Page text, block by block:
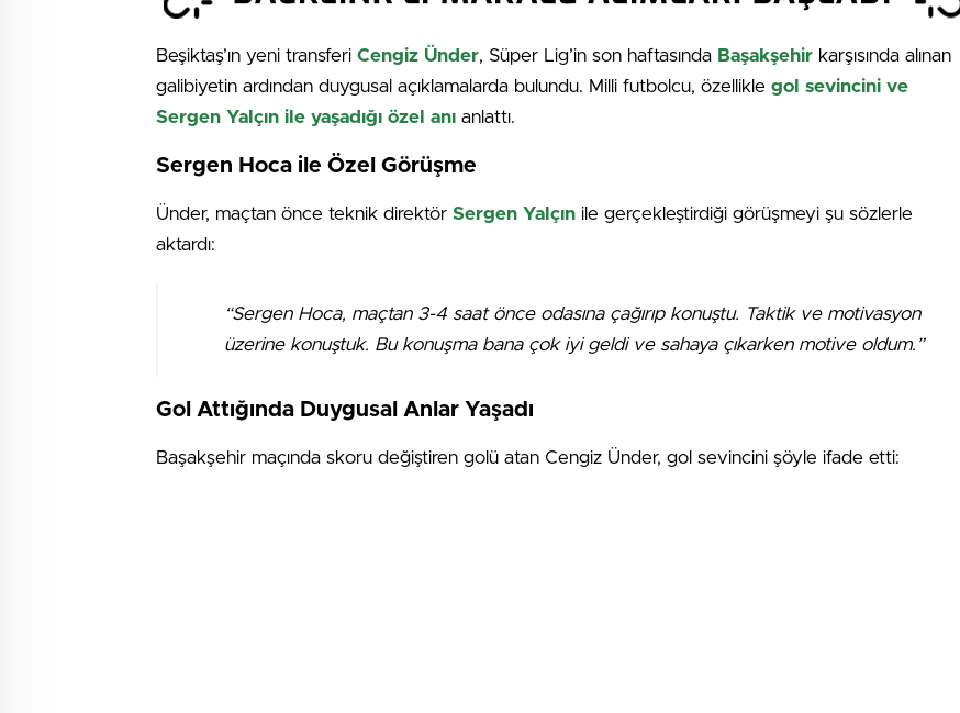
Beşiktaş’ın yeni transferi Cengiz Ünder, Süper Lig’in son haftasında Başakşehir karşısında alınan
galibiyetin ardından duygusal açıklamalarda bulundu. Milli futbolcu, özellikle gol sevincini ve
Sergen Yalçın ile yaşadığı özel anı anlattı.
Sergen Hoca ile Özel Görüşme
Ünder, maçtan önce teknik direktör Sergen Yalçın ile gerçekleştirdiği görüşmeyi şu sözlerle
aktardı:
“Sergen Hoca, maçtan 3-4 saat önce odasına çağırıp konuştu. Taktik ve motivasyon
üzerine konuştuk. Bu konuşma bana çok iyi geldi ve sahaya çıkarken motive oldum.”
Gol Attığında Duygusal Anlar Yaşadı
Başakşehir maçında skoru değiştiren golü atan Cengiz Ünder, gol sevincini şöyle ifade etti: